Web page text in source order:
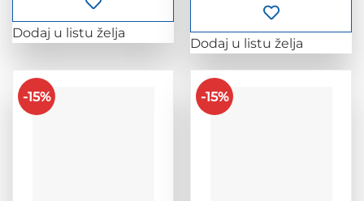
Dodaj u listu želja
Dodaj u listu želja
-15% -15%